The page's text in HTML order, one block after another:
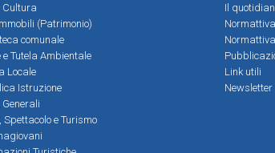
Cultura
(Patrimonio)
comunale
e Tutela Ambientale
Locale
Istruzione
Spettacolo e Turismo
Il
Link utili
Newsletter